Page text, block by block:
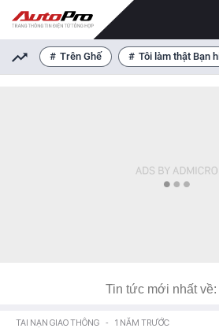
Trên Ghế Tôi làm thật Bạn
Tin tức mới nhất về:
TAI NẠN GIAO THÔNG - 1 NĂM TRƯỚC